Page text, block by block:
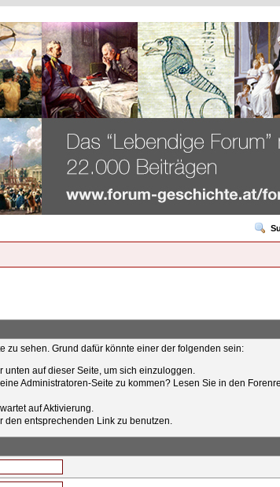
zu sehen. Grund dafür könnte einer der folgenden sein:
auf dieser Seite, um sich einzuloggen.
Administratoren-Seite zu kommen? Lesen Sie in den
auf Aktivierung.
den entsprechenden Link zu benutzen.